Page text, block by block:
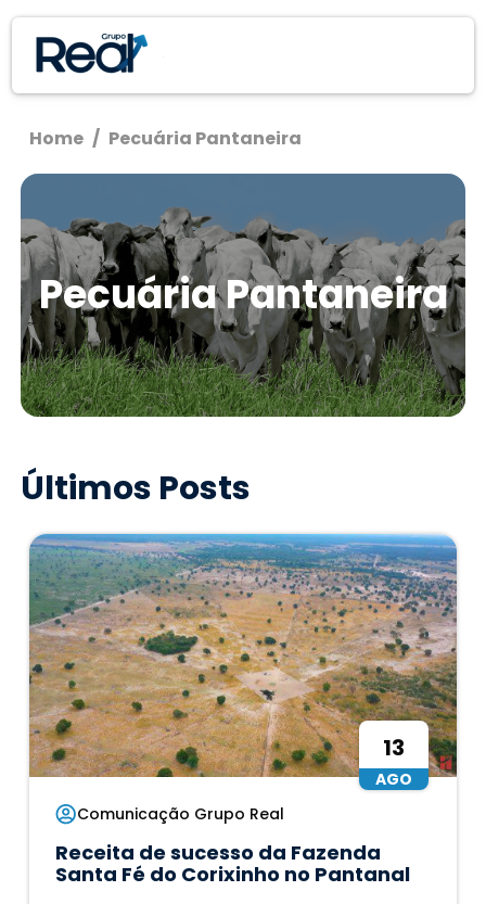
Home / Pecuária Pantaneira
Pecuária Pantaneira
Últimos Posts
13
AGO
Comunicação Grupo Real
Receita de sucesso da Fazenda
Santa Fé do Corixinho no Pantanal